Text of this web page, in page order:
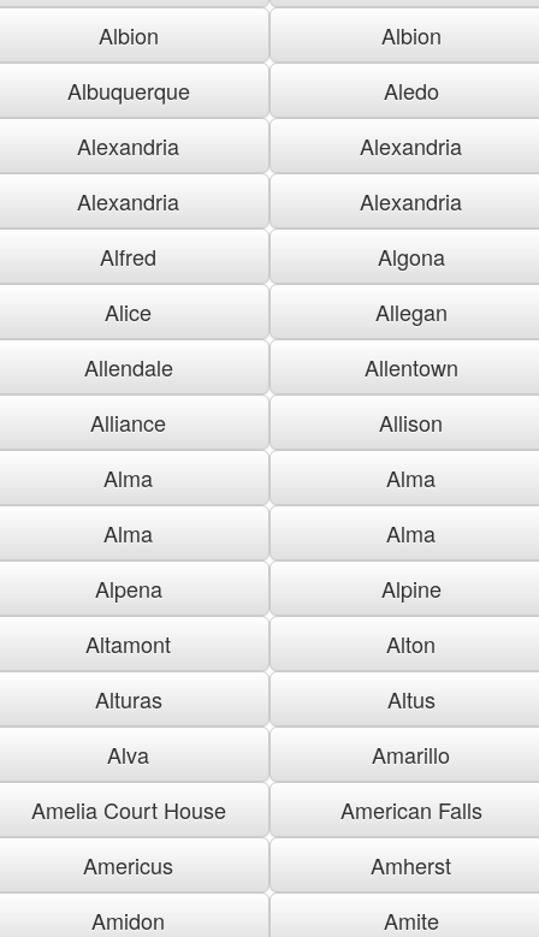
Albion
Albion
Albuquerque
Aledo
Alexandria
Alexandria
Alexandria
Alexandria
Alfred
Algona
Alice
Allegan
Allendale
Allentown
Alliance
Allison
Alma
Alma
Alma
Alma
Alpena
Alpine
Altamont
Alton
Alturas
Altus
Alva
Amarillo
Amelia Court House
American Falls
Americus
Amherst
Amidon
Amite